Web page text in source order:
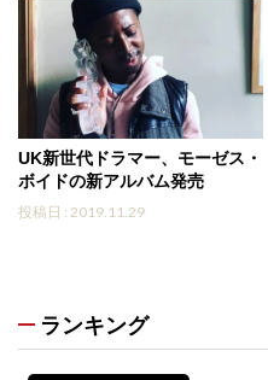
UK新世代ドラマー、モーゼス・
ボイドの新アルバム発売
投稿日 : 2019.11.29
ランキング